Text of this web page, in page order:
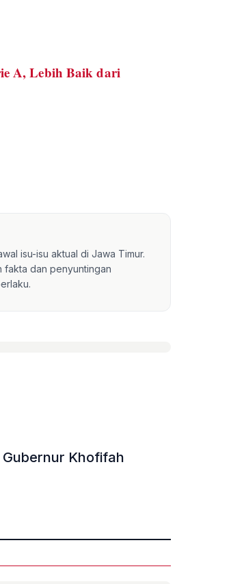
A, Lebih Baik dari
isu-isu aktual di Jawa Timur.
fakta dan penyuntingan
Gubernur Khofifah